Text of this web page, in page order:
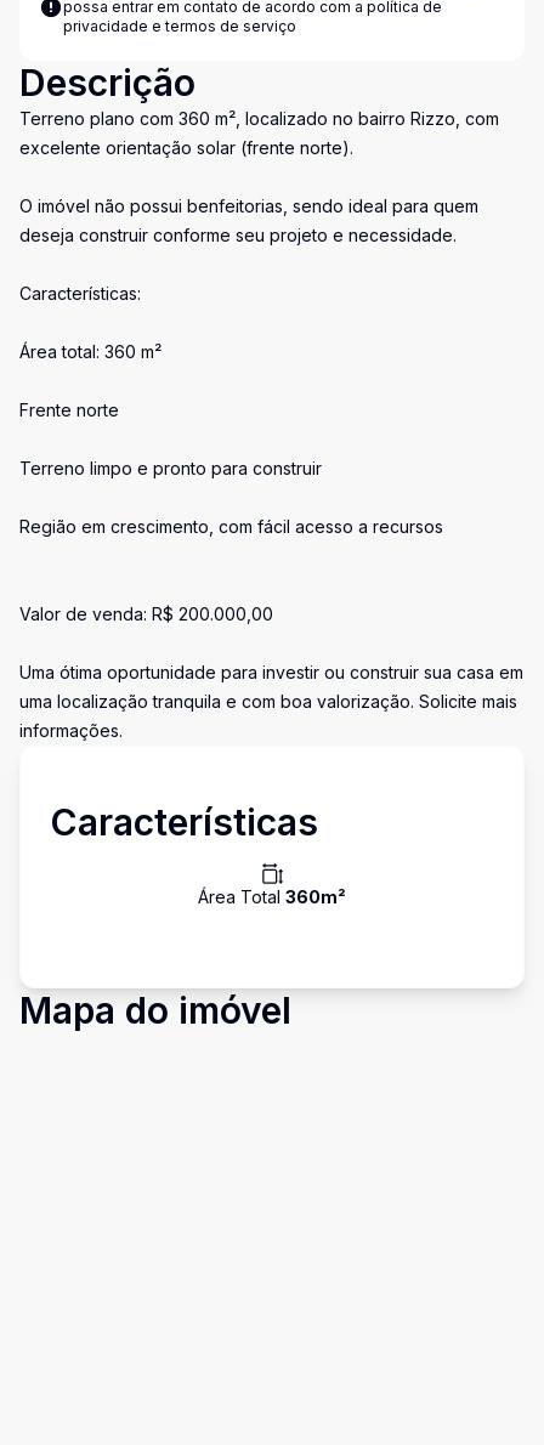
possa entrar em contato de acordo com a política de
privacidade e termos de serviço
Descrição
Terreno plano com 360 m², localizado no bairro Rizzo, com
excelente orientação solar (frente norte).
O imóvel não possui benfeitorias, sendo ideal para quem
deseja construir conforme seu projeto e necessidade.
Características:
Área total: 360 m²
Frente norte
Terreno limpo e pronto para construir
Região em crescimento, com fácil acesso a recursos
Valor de venda: R$ 200.000,00
Uma ótima oportunidade para investir ou construir sua casa em
uma localização tranquila e com boa valorização. Solicite mais
informações.
Características
Área Total 360m²
Mapa do imóvel